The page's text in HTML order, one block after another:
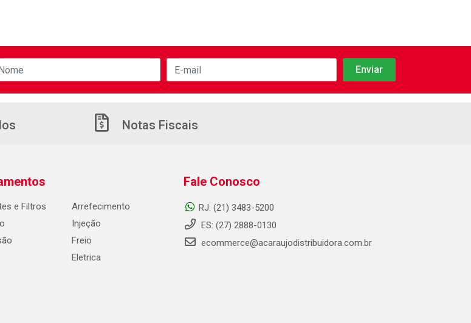
Notas Fiscais
e Filtros
Arrefecimento
Injeção
Freio
Eletrica
Fale Conosco
RJ: (21) 3483-5200
ES: (27) 2888-0130
ecommerce@acaraujodistribuidora.com.br